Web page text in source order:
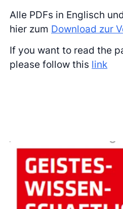
Alle PDFs in Englisch
hier zum Download zur
If you want to read the
please follow this link